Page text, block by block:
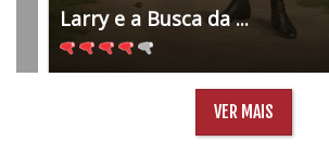
Larry e a Busca da ...
VER MAIS